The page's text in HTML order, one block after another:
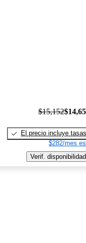
$15,152
El precio incluye tasas
$282/mes
Verif. disponibilidad